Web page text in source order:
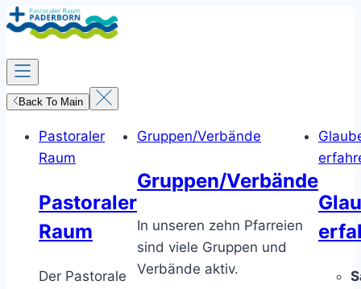
Zum
Inhalt
springen
Back To Main
Pastoraler
Raum
Pastoraler
Raum
Der Pastorale
Gruppen/Verbände
Gruppen/Verbände
In unseren zehn Pfarreien
sind viele Gruppen und
Verbände aktiv.